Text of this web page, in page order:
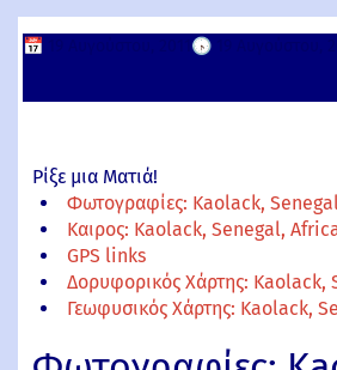
📅 🕟
Ρίξε μια Ματιά!
Φωτογραφίες: Kaolack,
Καιρος: Kaolack, Senegal,
GPS links
Δορυφορικός Χάρτης: Kaolack,
Γεωφυσικός Χάρτης: Kaolack,